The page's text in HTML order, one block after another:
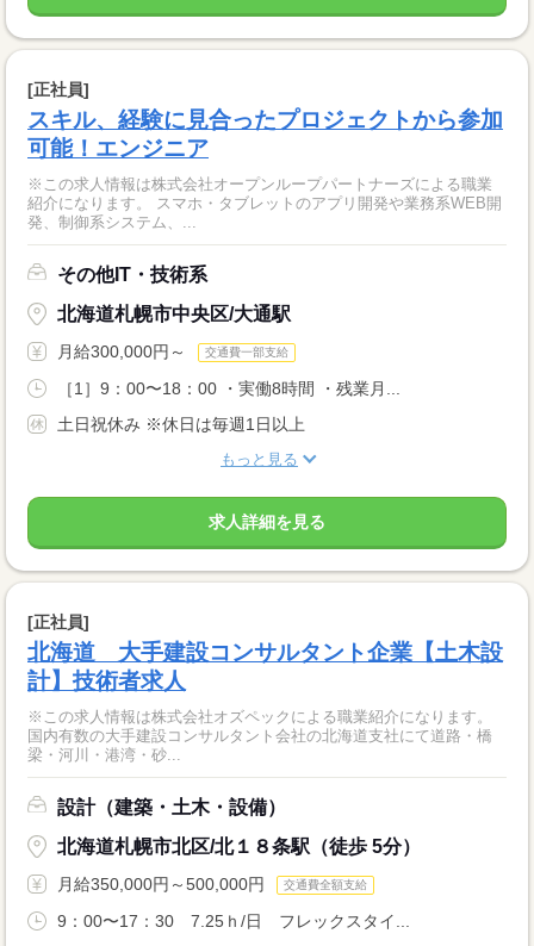
[正社員]
スキル、経験に見合ったプロジェクトから参加
可能！エンジニア
※この求人情報は株式会社オープンループパートナーズによる職業
紹介になります。 スマホ・タブレットのアプリ開発や業務系WEB開
発、制御系システム、...
その他IT・技術系
北海道札幌市中央区/大通駅
月給300,000円～ 交通費一部支給
［1］9：00〜18：00 ・実働8時間 ・残業月...
土日祝休み ※休日は毎週1日以上
もっと見る
求人詳細を見る
[正社員]
北海道 大手建設コンサルタント企業【土木設
計】技術者求人
※この求人情報は株式会社オズペックによる職業紹介になります。
国内有数の大手建設コンサルタント会社の北海道支社にて道路・橋
梁・河川・港湾・砂...
設計（建築・土木・設備）
北海道札幌市北区/北１８条駅（徒歩 5分）
月給350,000円～500,000円 交通費全額支給
9：00〜17：30 7.25ｈ/日 フレックスタイ...